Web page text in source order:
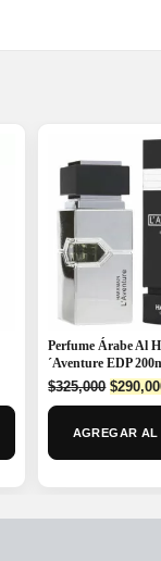
Perfume Árabe Al
´Aventure EDP
$325,000
price
$
AGREGAR AL